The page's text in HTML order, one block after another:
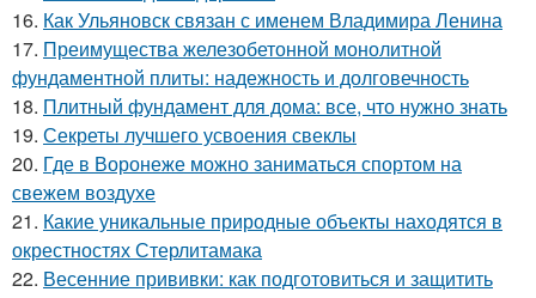
16. Как Ульяновск связан с именем Владимира Ленина
17. Преимущества железобетонной монолитной
фундаментной плиты: надежность и долговечность
18. Плитный фундамент для дома: все, что нужно знать
19. Секреты лучшего усвоения свеклы
20. Где в Воронеже можно заниматься спортом на
свежем воздухе
21. Какие уникальные природные объекты находятся в
окрестностях Стерлитамака
22. Весенние прививки: как подготовиться и защитить